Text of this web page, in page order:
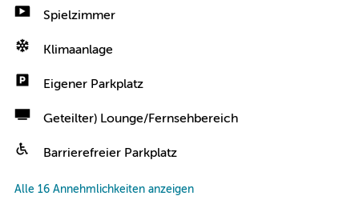
Spielzimmer
Klimaanlage
Eigener Parkplatz
Geteilter) Lounge/Fernsehbereich
Barrierefreier Parkplatz
Alle 16 Annehmlichkeiten anzeigen